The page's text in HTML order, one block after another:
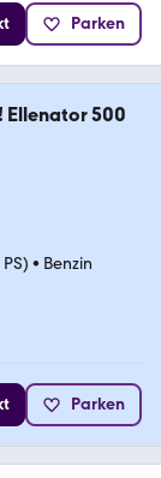
Parken
Ellenator 500
• Benzin
Parken